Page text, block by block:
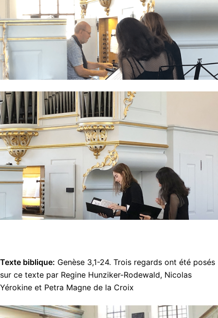
Texte biblique: Genèse 3,1-24. Trois regards ont été posés
sur ce texte par Regine Hunziker-Rodewald, Nicolas
Yérokine et Petra Magne de la Croix